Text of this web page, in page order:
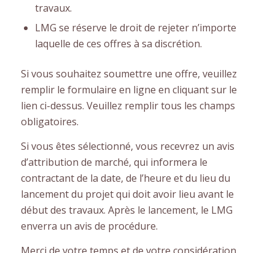
travaux.
LMG se réserve le droit de rejeter n’importe
laquelle de ces offres à sa discrétion.
Si vous souhaitez soumettre une offre, veuillez
remplir le formulaire en ligne en cliquant sur le
lien ci-dessus. Veuillez remplir tous les champs
obligatoires.
Si vous êtes sélectionné, vous recevrez un avis
d’attribution de marché, qui informera le
contractant de la date, de l’heure et du lieu du
lancement du projet qui doit avoir lieu avant le
début des travaux. Après le lancement, le LMG
enverra un avis de procédure.